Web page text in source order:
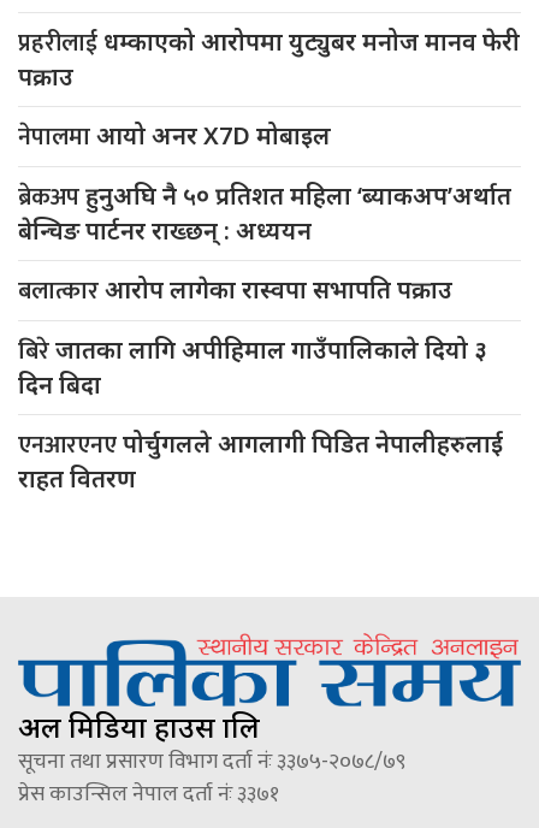
प्रहरीलाई धम्काएको आरोपमा युट्युबर मनोज मानव फेरी
पक्राउ
नेपालमाआयो अनर X7D मोबाइल
ब्रेकअपहुनुअघि नै ५० प्रतिशत महिला ‘ब्याकअप’अर्थात
बेन्चिङ पार्टनर राख्छन् : अध्ययन
बलात्कारआरोप लागेका रास्वपा सभापति पक्राउ
बिरेजातका लागि अपीहिमाल गाउँपालिकाले दियो ३
दिन बिदा
एनआरएनएपोर्चुगलले आगलागी पिडित नेपालीहरुलाई
राहत वितरण
अल मिडिया हाउस प्रालि
सूचना तथा प्रसारण विभाग दर्ता नंः ३३७५-२०७८/७९
प्रेस काउन्सिल नेपाल दर्ता नंः ३३७१